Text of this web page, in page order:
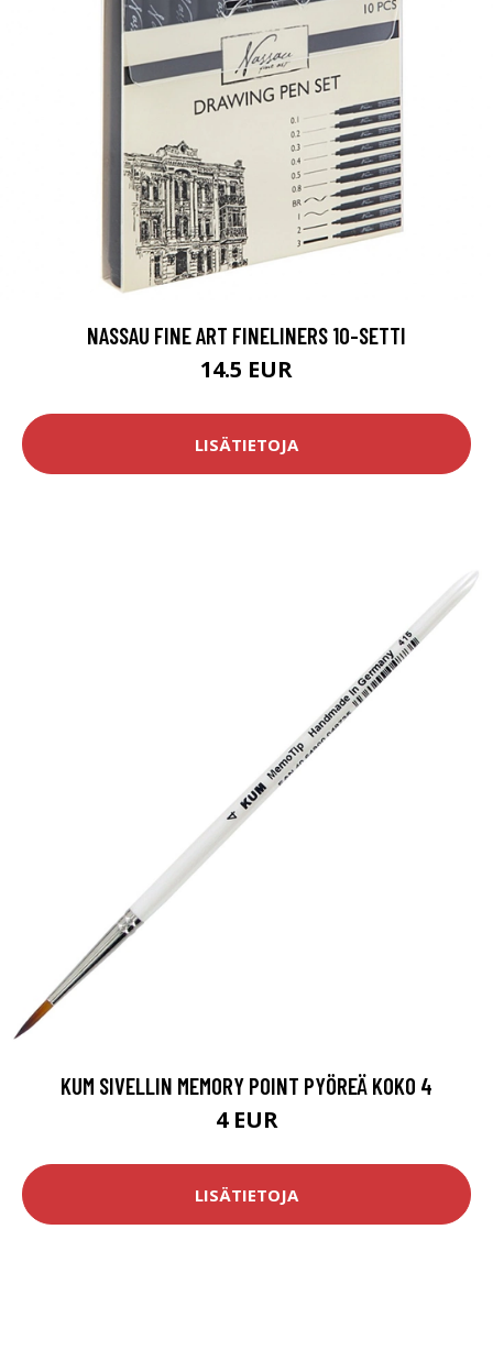
NASSAU FINE ART FINELINERS 10-SETTI
14.5 EUR
LISÄTIETOJA
KUM SIVELLIN MEMORY POINT PYÖREÄ KOKO 4
4 EUR
LISÄTIETOJA